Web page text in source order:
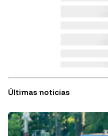
Últimas noticias